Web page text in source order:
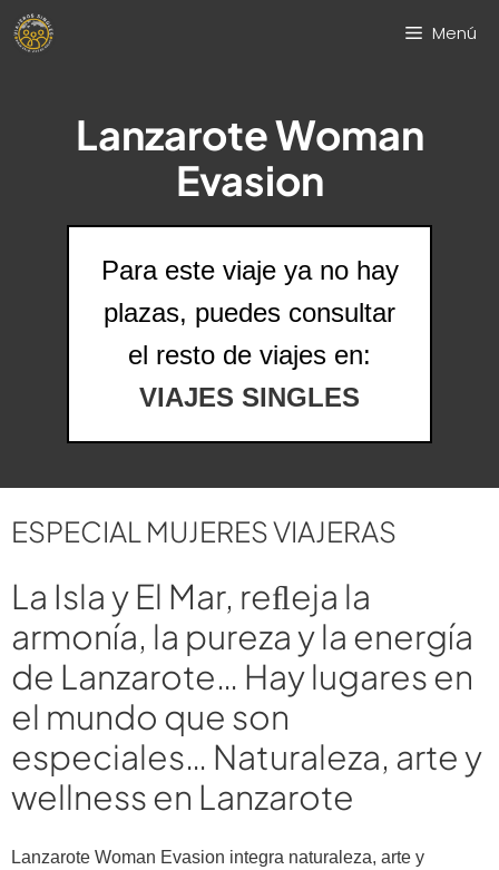
Saltar
Menú
Lanzarote Woman
Evasion
Para este viaje ya no hay
plazas, puedes consultar
el resto de viajes en:
VIAJES SINGLES
ESPECIAL MUJERES VIAJERAS
La Isla y El Mar, reﬂeja la
armonía, la pureza y la energía
de Lanzarote… Hay lugares en
el mundo que son
especiales… Naturaleza, arte y
wellness en Lanzarote
Lanzarote Woman Evasion integra naturaleza, arte y